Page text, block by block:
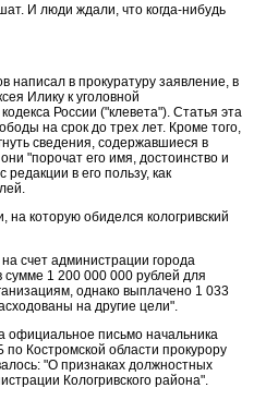
И люди ждали, что когда-нибудь
написал в прокуратуру заявление, в
Илику к уголовной
России ("клевета"). Статья эта
на срок до трех лет. Кроме того,
сведения, содержавшиеся в
"порочат его имя, достоинство и
в его пользу, как
которую обиделся кологривский
счет администрации города
сумме 1 200 000 000 рублей для
однако выплачено 1 033
на другие цели".
официальное письмо начальника
Костромской области прокурору
"О признаках должностных
Кологривского района".